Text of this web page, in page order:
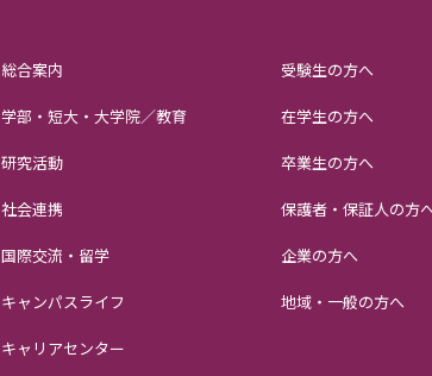
総合案内
学部・短大・大学院／教育
研究活動
社会連携
国際交流・留学
キャンパスライフ
キャリアセンター
受験生の方へ
在学生の方へ
卒業生の方へ
保護者・保証人の方
企業の方へ
地域・一般の方へ